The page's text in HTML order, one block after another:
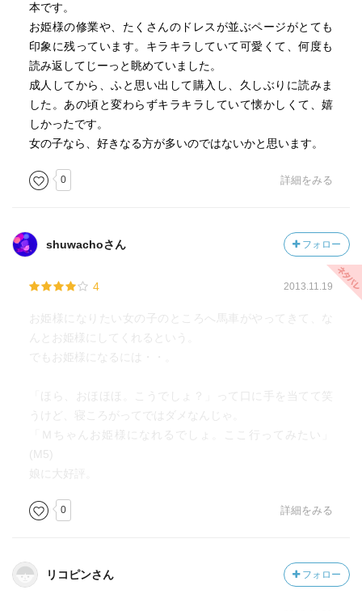
本です。
お姫様の修業や、たくさんのドレスが並ぶページがとても
印象に残っています。キラキラしていて可愛くて、何度も
読み返してじーっと眺めていました。
成人してから、ふと思い出して購入し、久しぶりに読みま
した。あの頃と変わらずキラキラしていて懐かしくて、嬉
しかったです。
女の子なら、好きなる方が多いのではないかと思います。
0 詳細をみる
shuwachoさん フォロー
4 2013.11.19
お姫様になりたい女の子のところへ馬車がやってきて、な
んとお姫様にしてくれるという。
でもお姫様になるには・・。
「ほら、おほほほ。こうでしょ？」って口に手を当てて笑
うけど、寝ころがってではダメなんじゃ。
「Ｍちゃんお姫様になれるでしょ。ここ行ってみたい」
(M5)
娘に大好評。
0 詳細をみる
リコピンさん フォロー